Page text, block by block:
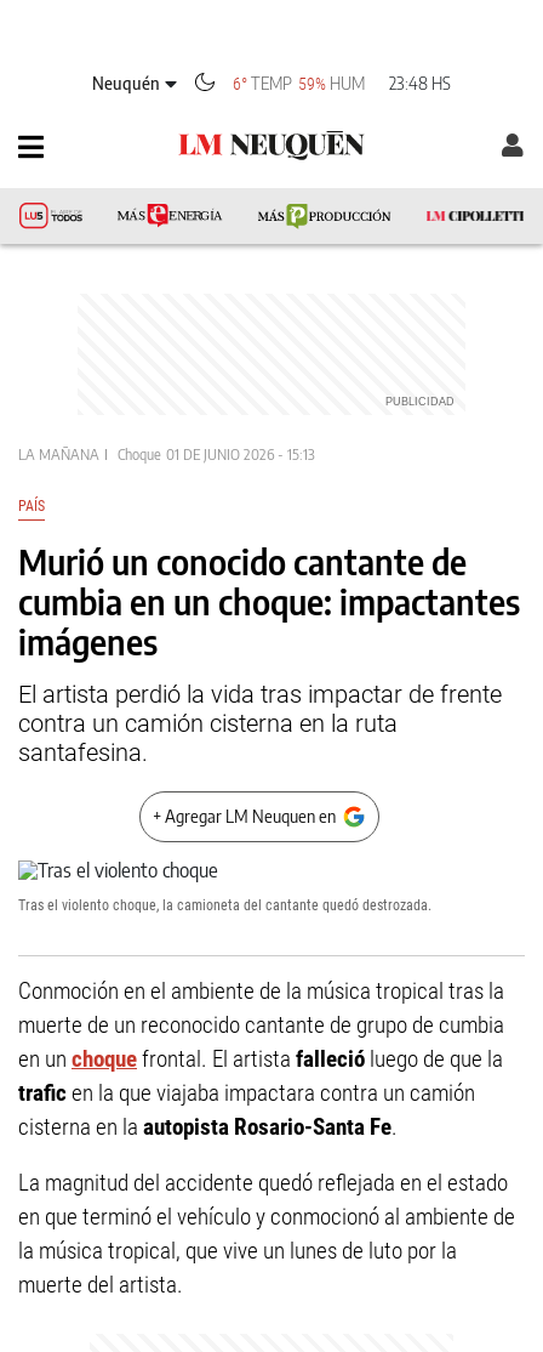
Neuquén 6° TEMP 59% HUM 23:48 HS
LA MAÑANA Choque 01 DE JUNIO 2026 - 15:13
PAÍS
Murió un conocido cantante de
cumbia en un choque: impactantes
imágenes
El artista perdió la vida tras impactar de frente
contra un camión cisterna en la ruta
santafesina.
+ Agregar LM Neuquen en
Tras el violento choque, la camioneta del cantante quedó destrozada.
Conmoción en el ambiente de la música tropical tras la
muerte de un reconocido cantante de grupo de cumbia
en un choquefrontal. El artista falleció luego de que la
traficen la que viajaba impactara contra un camión
cisterna en la autopista Rosario-Santa Fe.
La magnitud del accidente quedó reflejada en el estado
en que terminó el vehículo y conmocionó al ambiente de
la música tropical, que vive un lunes de luto por la
muerte del artista.